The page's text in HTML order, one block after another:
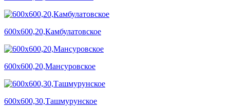
600х600,20,Камбулатовское
600х600,20,Мансуровское
600х600,30,Ташмурунское